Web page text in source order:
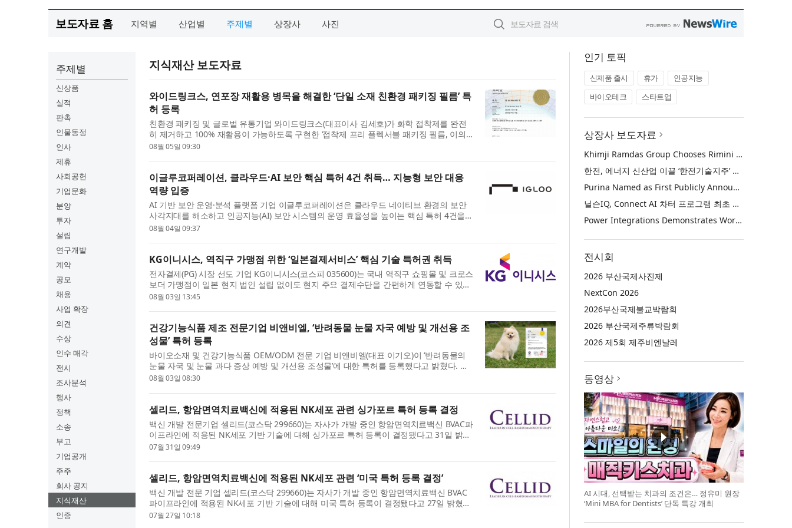
보도자료 홈 지역별 산업별 주제별 상장사 사진
주제별
신상품
실적
판촉
인물동정
인사
제휴
사회공헌
기업문화
분양
투자
설립
연구개발
계약
공모
채용
사업 확장
의견
수상
인수 매각
전시
조사분석
행사
정책
소송
부고
기업공개
주주
회사 공지
지식재산
인증
지식재산 보도자료
와이드링크스, 연포장 재활용 병목을 해결한 ‘단일 소재 친환경 패키징 필름’ 특
허 등록
친환경 패키징 및 글로벌 유통기업 와이드링크스(대표이사 김세호)가 화학 접착제를 완전
히 제거하고 100% 재활용이 가능하도록 구현한 ‘접착제 프리 플렉서블 패키징 필름, 이의
제조방법 및 상기 필름을 포함하는 포장지’...
08월 05일 09:30
이글루코퍼레이션, 클라우드·AI 보안 핵심 특허 4건 취득… 지능형 보안 대응
역량 입증
AI 기반 보안 운영·분석 플랫폼 기업 이글루코퍼레이션은 클라우드 네이티브 환경의 보안
사각지대를 해소하고 인공지능(AI) 보안 시스템의 운영 효율성을 높이는 핵심 특허 4건을
취득했다고 밝혔다. 이글루코퍼레이션은 ...
08월 04일 09:37
KG이니시스, 역직구 가맹점 위한 ‘일본결제서비스’ 핵심 기술 특허권 취득
전자결제(PG) 시장 선도 기업 KG이니시스(코스피 035600)는 국내 역직구 쇼핑몰 및 크로스
보더 가맹점이 일본 현지 법인 설립 없이도 현지 주요 결제수단을 간편하게 연동할 수 있는
‘일본결제서비스’ 핵심 기술 특허 등록...
08월 03일 13:45
건강기능식품 제조 전문기업 비앤비엘, ‘반려동물 눈물 자국 예방 및 개선용 조
성물’ 특허 등록
바이오소재 및 건강기능식품 OEM/ODM 전문 기업 비앤비엘(대표 이기오)이 ‘반려동물의
눈물 자국 및 눈물 과다 증상 예방 및 개선용 조성물’에 대한 특허를 등록했다고 밝혔다. 이
번 특허(특허번호 제10-2934219호)는 2025...
08월 03일 08:30
셀리드, 항암면역치료백신에 적용된 NK세포 관련 싱가포르 특허 등록 결정
백신 개발 전문기업 셀리드(코스닥 299660)는 자사가 개발 중인 항암면역치료백신 BVAC파
이프라인에 적용된 NK세포 기반 기술에 대해 싱가포르 특허 등록이 결정됐다고 31일 밝혔
다. 이는 최근 미국 특허 등록 결정에 이은 ...
07월 31일 09:49
셀리드, 항암면역치료백신에 적용된 NK세포 관련 ‘미국 특허 등록 결정’
백신 개발 전문 기업 셀리드(코스닥 299660)는 자사가 개발 중인 항암면역치료백신 BVAC
파이프라인에 적용된 NK세포 기반 기술에 대해 미국 특허 등록이 결정됐다고 27일 밝혔다.
이번 특허는 셀리드가 개발 중인 CeliVax(...
07월 27일 10:18
인기 토픽
신제품 출시 휴가
인공지능
바이오테크
스타트업
상장사 보도자료
Khimji Ramdas Group Chooses Rimini Street to Reduce SAP Support Costs, Protect 700+ Customizations and Reinvest Savings in Innovation
한전, 에너지 신산업 이끌 ‘한전기술지주’ 공식 출범
Purina Named as First Publicly Announced NIQ ConnectAI Charter Client
닐슨IQ, Connect AI 차터 프로그램 최초 고객사 ‘퓨리나’ 선정
Power Integrations Demonstrates World’s First 2200 V GaN Technology for Next-Era High-Voltage Power Systems
전시회
2026 부산국제사진제
NextCon 2026
2026부산국제불교박람회
2026 부산국제주류박람회
2026 제5회 제주비엔날레
동영상
AI 시대, 선택받는 치과의 조건은… 정유미 원장
‘Mini MBA for Dentists’ 단독 특강 개최